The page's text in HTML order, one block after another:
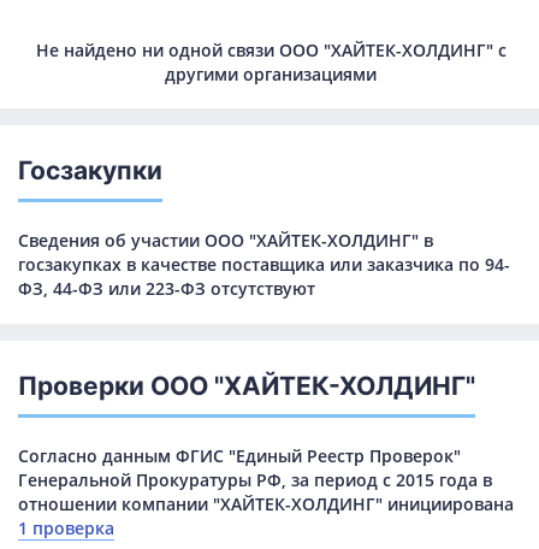
Не найдено ни одной связи ООО "ХАЙТЕК-ХОЛДИНГ" с
другими организациями
Госзакупки
Сведения об участии ООО "ХАЙТЕК-ХОЛДИНГ" в
госзакупках в качестве поставщика или заказчика по 94-
ФЗ, 44-ФЗ или 223-ФЗ отсутствуют
Проверки ООО "ХАЙТЕК-ХОЛДИНГ"
Согласно данным ФГИС "Единый Реестр Проверок"
Генеральной Прокуратуры РФ, за период с 2015 года в
отношении компании "ХАЙТЕК-ХОЛДИНГ" инициирована
1 проверка